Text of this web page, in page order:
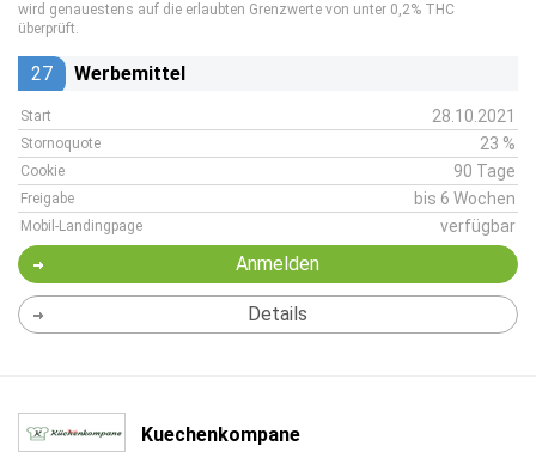
wird genauestens auf die erlaubten Grenzwerte von unter 0,2% THC
überprüft.
27 Werbemittel
Start 28.10.2021
Stornoquote 23 %
Cookie 90 Tage
Freigabe bis 6 Wochen
Mobil-Landingpage verfügbar
Anmelden
Details
Kuechenkompane